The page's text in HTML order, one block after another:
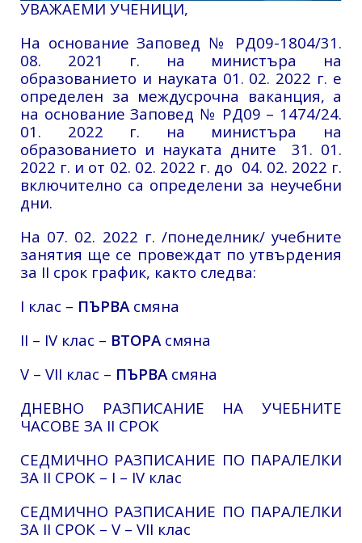
УВАЖАЕМИ УЧЕНИЦИ,
На основаниеЗаповед № РД09-1804/31.
08. 2021 г. на министъра на
образованието и науката 01. 02. 2022 г. е
определен за междусрочна ваканция, а
на основаниеЗаповед № РД09 – 1474/24.
01. 2022 г. на министъра на
образованието и науката дните 31. 01.
2022 г. и от 02. 02. 2022 г. до 04. 02. 2022 г.
включително са определени за неучебни
дни.
На 07. 02. 2022 г. /понеделник/ учебните
занятия ще се провеждат по утвърдения
за II срок график, както следва:
I клас – ПЪРВАсмяна
II – IV клас – ВТОРАсмяна
V – VII клас – ПЪРВАсмяна
ДНЕВНО РАЗПИСАНИЕ НА УЧЕБНИТЕ
ЧАСОВЕ ЗА II СРОК
СЕДМИЧНО РАЗПИСАНИЕ ПО ПАРАЛЕЛКИ
ЗА II СРОК – I – IV клас
СЕДМИЧНО РАЗПИСАНИЕ ПО ПАРАЛЕЛКИ
ЗА II СРОК – V – VII клас